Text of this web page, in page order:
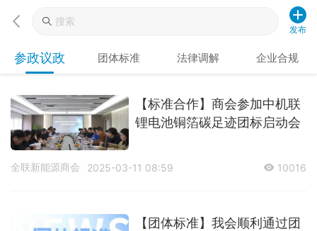
发布
参政议政 团体标准 法律调解 企业合规
【标准合作】商会参加中机联
锂电池铜箔碳足迹团标启动会
全联新能源商会 2025-03-11 08:59 10016
【团体标准】我会顺利通过团